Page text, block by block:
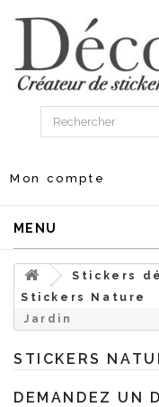
Mon compte
MENU
Stickers
Stickers Nature
Jardin
STICKERS
DEMANDEZ UN